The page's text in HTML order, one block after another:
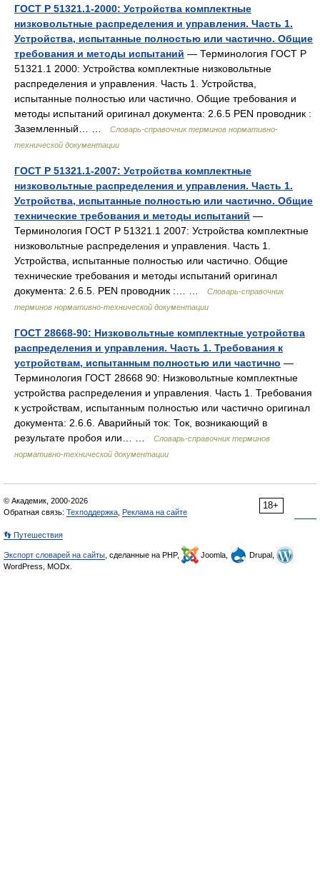
ГОСТ Р 51321.1-2000: Устройства комплектные
низковольтные распределения и управления. Часть 1.
Устройства, испытанные полностью или частично. Общие
требования и методы испытаний — Терминология ГОСТ Р
51321.1 2000: Устройства комплектные низковольтные
распределения и управления. Часть 1. Устройства,
испытанные полностью или частично. Общие требования и
методы испытаний оригинал документа: 2.6.5 PEN проводник :
Заземленный… …
Словарь-справочник терминов нормативно-
технической документации
ГОСТ Р 51321.1-2007: Устройства комплектные
низковольтные распределения и управления. Часть 1.
Устройства, испытанные полностью или частично. Общие
технические требования и методы испытаний —
Терминология ГОСТ Р 51321.1 2007: Устройства комплектные
низковольтные распределения и управления. Часть 1.
Устройства, испытанные полностью или частично. Общие
технические требования и методы испытаний оригинал
документа: 2.6.5. PEN проводник :… …
Словарь-справочник
терминов нормативно-технической документации
ГОСТ 28668-90: Низковольтные комплектные устройства
распределения и управления. Часть 1. Требования к
устройствам, испытанным полностью или частично —
Терминология ГОСТ 28668 90: Низковольтные комплектные
устройства распределения и управления. Часть 1. Требования
к устройствам, испытанным полностью или частично оригинал
документа: 2.6.6. Аварийный ток: Ток, возникающий в
результате пробоя или… …
Словарь-справочник терминов
нормативно-технической документации
18+
© Академик, 2000-2026
Обратная связь: Техподдержка Реклама на сайте
👣 Путешествия
Экспорт словарей на сайты , сделанные на PHP, Joomla,
Drupal,
WordPress, MODx.